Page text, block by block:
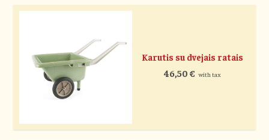
Karutis su dvejais ratais
46,50 € with tax